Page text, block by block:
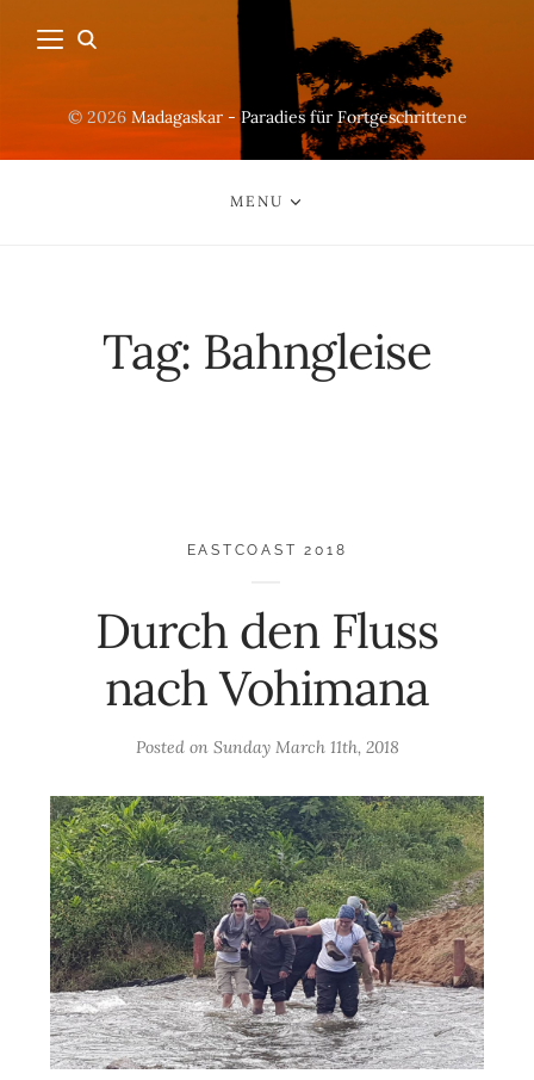
© 2026 Madagaskar - Paradies für Fortgeschrittene
MENU
Tag: Bahngleise
EASTCOAST 2018
Durch den Fluss
nach Vohimana
Posted on Sunday March 11th, 2018